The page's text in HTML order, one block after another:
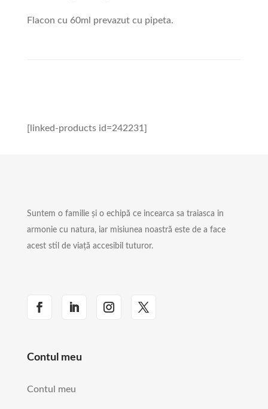
Flacon cu 60ml prevazut cu pipeta.
[linked-products id=242231]
Suntem o familie și o echipă ce incearca sa traiasca in
armonie cu natura, iar misiunea noastră este de a face
acest stil de viață accesibil tuturor.
Contul meu
Contul meu